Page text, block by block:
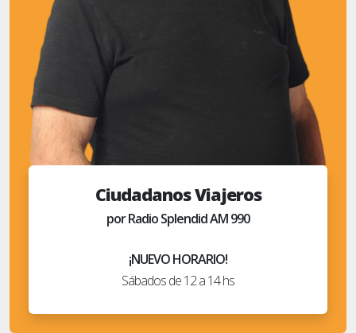
Ciudadanos Viajeros
por Radio Splendid AM 990
¡NUEVO HORARIO!
Sábados de 12 a 14 hs